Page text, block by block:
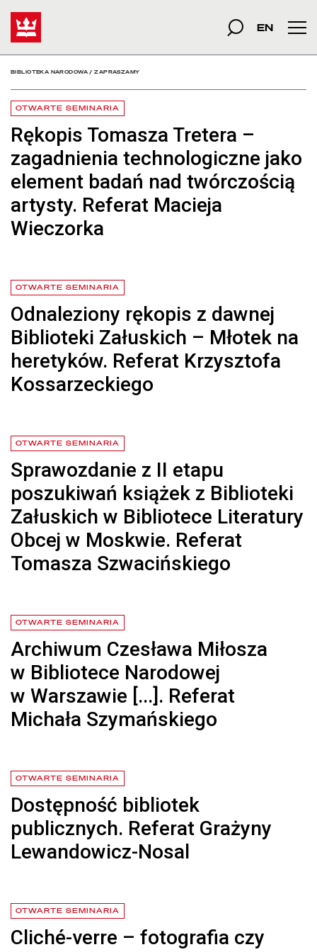
Zapraszamy - Biblioteka
szukana fraza
Szukaj
EN
BIBLIOTEKA NARODOWA/ZAPRASZAMY
OTWARTE SEMINARIA
Rękopis Tomasza Tretera –
zagadnienia technologiczne jako
element badań nad twórczością
artysty. Referat Macieja
Wieczorka
OTWARTE SEMINARIA
Odnaleziony rękopis z dawnej
Biblioteki Załuskich – Młotek na
heretyków. Referat Krzysztofa
Kossarzeckiego
OTWARTE SEMINARIA
Sprawozdanie z II etapu
poszukiwań książek z Biblioteki
Załuskich w Bibliotece Literatury
Obcej w Moskwie. Referat
Tomasza Szwacińskiego
OTWARTE SEMINARIA
Archiwum Czesława Miłosza
w Bibliotece Narodowej
w Warszawie [...]. Referat
Michała Szymańskiego
OTWARTE SEMINARIA
Dostępność bibliotek
publicznych. Referat Grażyny
Lewandowicz-Nosal
OTWARTE SEMINARIA
Cliché-verre – fotografia czy